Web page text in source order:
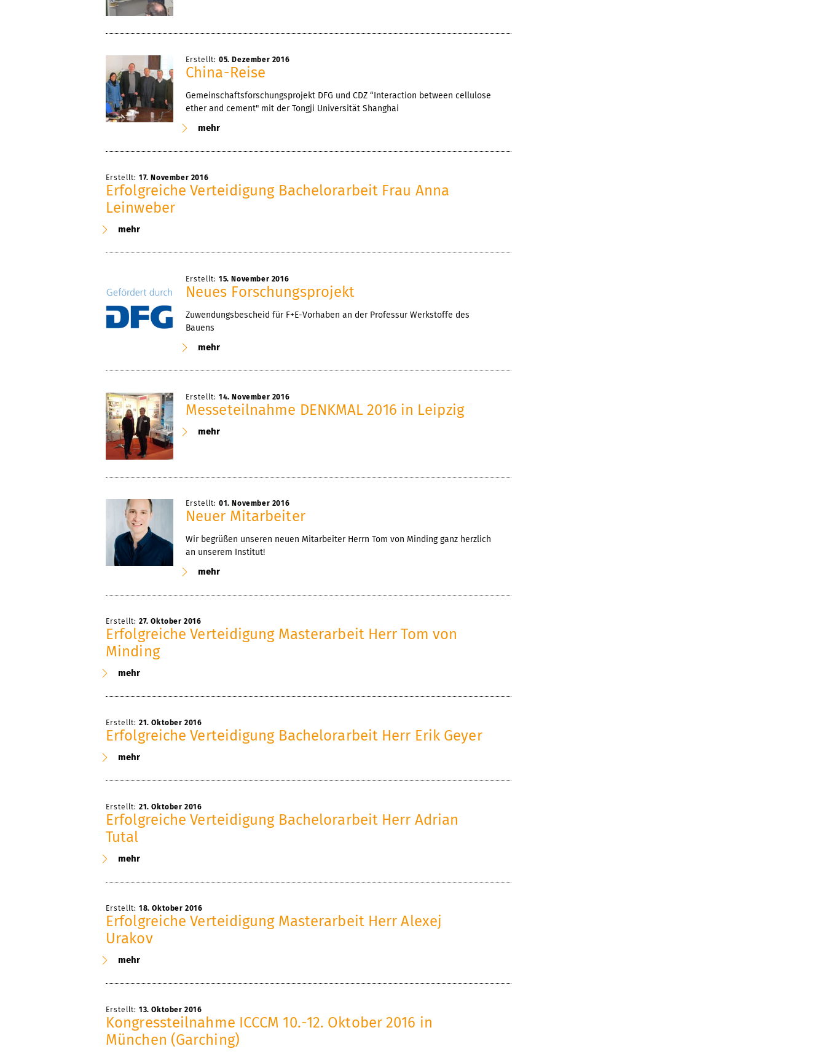
Erstellt: 05. Dezember 2016
China-Reise
Gemeinschaftsforschungsprojekt DFG und CDZ “Interaction between cellulose
ether and cement" mit der Tongji Universität Shanghai
mehr
Erstellt: 17. November 2016
Erfolgreiche Verteidigung Bachelorarbeit Frau Anna
Leinweber
mehr
Erstellt: 15. November 2016
Neues Forschungsprojekt
Zuwendungsbescheid für F+E-Vorhaben an der Professur Werkstoffe des
Bauens
mehr
Erstellt: 14. November 2016
Messeteilnahme DENKMAL 2016 in Leipzig
mehr
Erstellt: 01. November 2016
Neuer Mitarbeiter
Wir begrüßen unseren neuen Mitarbeiter Herrn Tom von Minding ganz herzlich
an unserem Institut!
mehr
Erstellt: 27. Oktober 2016
Erfolgreiche Verteidigung Masterarbeit Herr Tom von
Minding
mehr
Erstellt: 21. Oktober 2016
Erfolgreiche Verteidigung Bachelorarbeit Herr Erik Geyer
mehr
Erstellt: 21. Oktober 2016
Erfolgreiche Verteidigung Bachelorarbeit Herr Adrian
Tutal
mehr
Erstellt: 18. Oktober 2016
Erfolgreiche Verteidigung Masterarbeit Herr Alexej
Urakov
mehr
Erstellt: 13. Oktober 2016
Kongressteilnahme ICCCM 10.-12. Oktober 2016 in
München (Garching)